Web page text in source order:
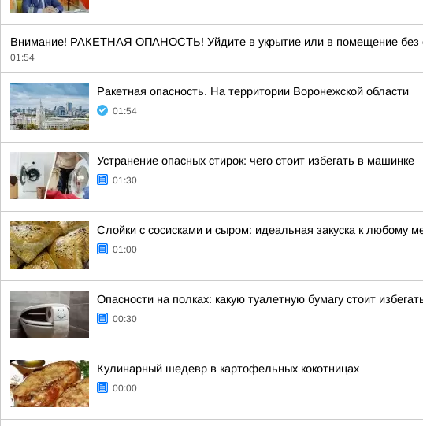
Внимание! РАКЕТНАЯ ОПАНОСТЬ! Уйдите в укрытие или в помещение без
01:54
Ракетная опасность. На территории Воронежской области
01:54
Устранение опасных стирок: чего стоит избегать в машинке
01:30
Слойки с сосисками и сыром: идеальная закуска к любому
01:00
Опасности на полках: какую туалетную бумагу стоит
00:30
Кулинарный шедевр в картофельных кокотницах
00:00